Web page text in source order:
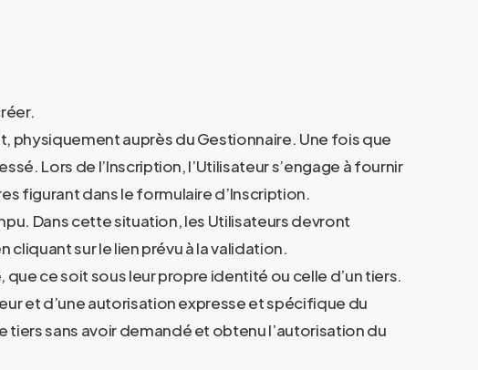
physiquement auprès du Gestionnaire. Une fois que
Lors de l’Inscription, l’Utilisateur s’engage à fournir
figurant dans le formulaire d’Inscription.
Dans cette situation, les Utilisateurs devront
sur le lien prévu à la validation.
ce soit sous leur propre identité ou celle d’un tiers.
et d’une autorisation expresse et spécifique du
sans avoir demandé et obtenu l’autorisation du